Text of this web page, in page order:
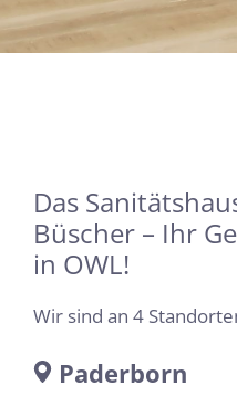
Das
Büscher – Ihr
in OWL!
Wir sind an 4
Paderborn